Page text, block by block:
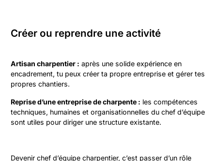
Créer ou reprendre une activité
Artisan charpentier : après une solide expérience en
encadrement, tu peux créer ta propre entreprise et gérer tes
propres chantiers.
Reprise d’une entreprise de charpente : les compétences
techniques, humaines et organisationnelles du chef d’équipe
sont utiles pour diriger une structure existante.
Devenir chef d’équipe charpentier, c’est passer d’un rôle